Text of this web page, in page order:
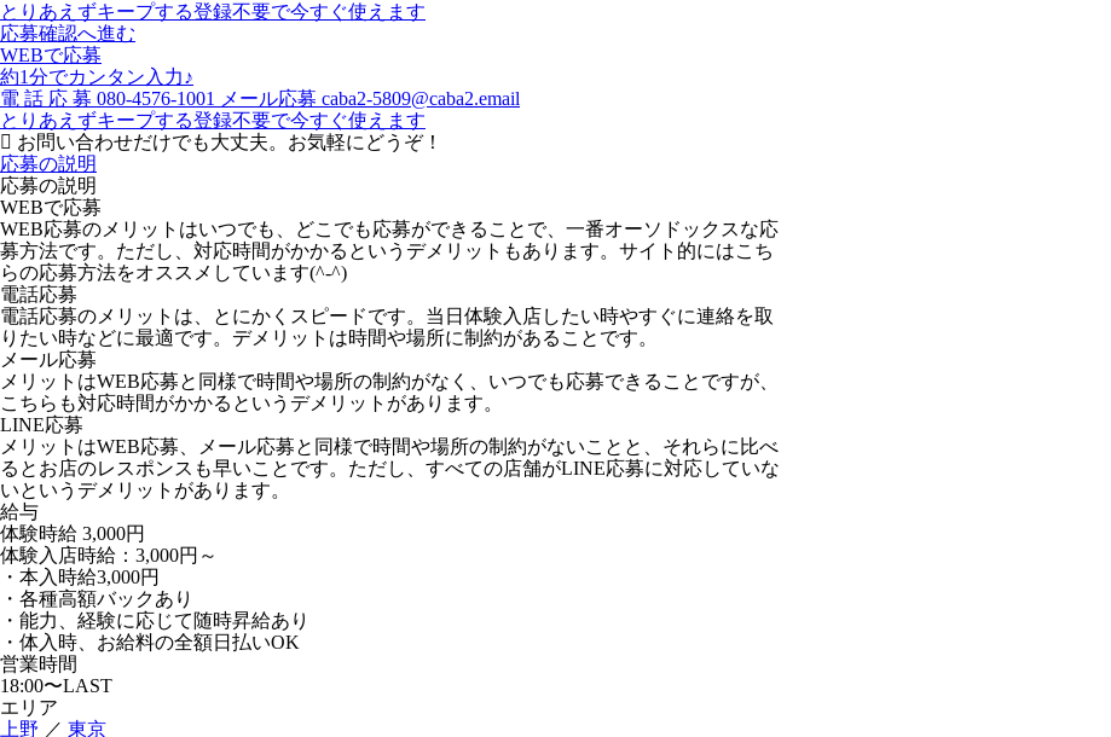
とりあえずキープする登録不要で今すぐ使えます
応募確認へ進む
WEBで応募
約1分でカンタン入力♪
電 話 応 募 080-4576-1001 メール応募 caba2-5809@caba2.email
とりあえずキープする登録不要で今すぐ使えます
お問い合わせだけでも大丈夫。お気軽にどうぞ！
応募の説明
応募の説明
WEBで応募
WEB応募のメリットはいつでも、どこでも応募ができることで、一番オーソドックスな応
募方法です。ただし、対応時間がかかるというデメリットもあります。サイト的にはこち
らの応募方法をオススメしています(^-^)
電話応募
電話応募のメリットは、とにかくスピードです。当日体験入店したい時やすぐに連絡を取
りたい時などに最適です。デメリットは時間や場所に制約があることです。
メール応募
メリットはWEB応募と同様で時間や場所の制約がなく、いつでも応募できることですが、
こちらも対応時間がかかるというデメリットがあります。
LINE応募
メリットはWEB応募、メール応募と同様で時間や場所の制約がないことと、それらに比べ
るとお店のレスポンスも早いことです。ただし、すべての店舗がLINE応募に対応していな
いというデメリットがあります。
給与
体験時給 3,000円
体験入店時給：3,000円～
・本入時給3,000円
・各種高額バックあり
・能力、経験に応じて随時昇給あり
・体入時、お給料の全額日払いOK
営業時間
18:00〜LAST
エリア
上野 ／ 東京